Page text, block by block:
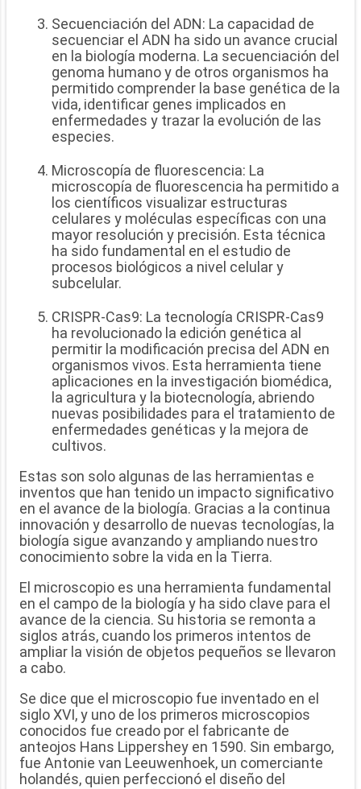
Secuenciación del ADN: La capacidad de
secuenciar el ADN ha sido un avance crucial
en la biología moderna. La secuenciación del
genoma humano y de otros organismos ha
permitido comprender la base genética de la
vida, identificar genes implicados en
enfermedades y trazar la evolución de las
especies.
Microscopía de fluorescencia: La
microscopía de fluorescencia ha permitido a
los científicos visualizar estructuras
celulares y moléculas específicas con una
mayor resolución y precisión. Esta técnica
ha sido fundamental en el estudio de
procesos biológicos a nivel celular y
subcelular.
CRISPR-Cas9: La tecnología CRISPR-Cas9
ha revolucionado la edición genética al
permitir la modificación precisa del ADN en
organismos vivos. Esta herramienta tiene
aplicaciones en la investigación biomédica,
la agricultura y la biotecnología, abriendo
nuevas posibilidades para el tratamiento de
enfermedades genéticas y la mejora de
cultivos.
Estas son solo algunas de las herramientas e
inventos que han tenido un impacto significativo
en el avance de la biología. Gracias a la continua
innovación y desarrollo de nuevas tecnologías, la
biología sigue avanzando y ampliando nuestro
conocimiento sobre la vida en la Tierra.
El microscopio es una herramienta fundamental
en el campo de la biología y ha sido clave para el
avance de la ciencia. Su historia se remonta a
siglos atrás, cuando los primeros intentos de
ampliar la visión de objetos pequeños se llevaron
a cabo.
Se dice que el microscopio fue inventado en el
siglo XVI, y uno de los primeros microscopios
conocidos fue creado por el fabricante de
anteojos Hans Lippershey en 1590. Sin embargo,
fue Antonie van Leeuwenhoek, un comerciante
holandés, quien perfeccionó el diseño del